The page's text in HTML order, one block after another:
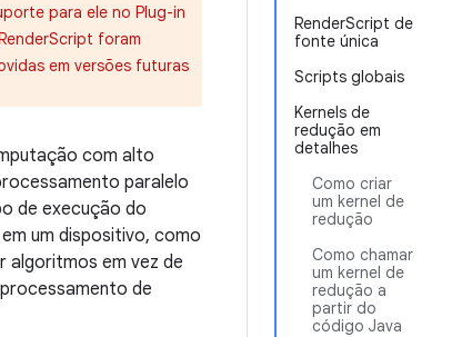
RenderScript de
fonte única
Scripts globais
Kernels de
redução em
detalhes
Como criar
um kernel de
redução
Como chamar
um kernel de
redução a
partir do
código Java
para ele no Plug-in
foram
em versões futuras
com alto
paralelo
de execução do
um dispositivo, como
algoritmos em vez de
de